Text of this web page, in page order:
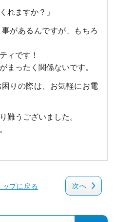
れますか？」
があるんですが、もちろ
ィです！
まったく関係ないです。
りの際は、お気軽にお電
難うございました。
ップに戻る 次へ